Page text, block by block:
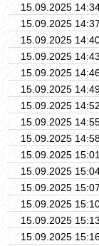
15.09.2025
15.09.2025
15.09.2025
15.09.2025 14:43
15.09.2025
15.09.2025
15.09.2025 14:52
15.09.2025
15.09.2025
15.09.2025 15:01
15.09.2025
15.09.2025 15:07
15.09.2025
15.09.2025 15:13
15.09.2025